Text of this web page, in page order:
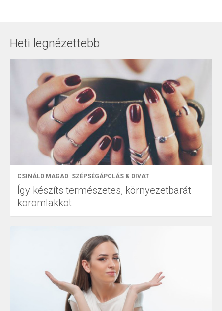
Heti legnézettebb
CSINÁLD MAGAD SZÉPSÉGÁPOLÁS & DIVAT
Így készíts természetes, környezetbarát
körömlakkot